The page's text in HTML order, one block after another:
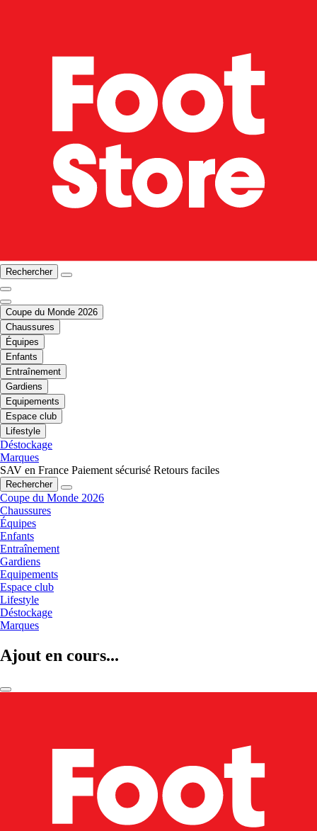
Rechercher
Coupe du Monde 2026
Chaussures
Équipes
Enfants
Entraînement
Gardiens
Equipements
Espace club
Lifestyle
Déstockage
Marques
SAV en France Paiement sécurisé Retours faciles
Rechercher
Coupe du Monde 2026
Chaussures
Équipes
Enfants
Entraînement
Gardiens
Equipements
Espace club
Lifestyle
Déstockage
Marques
Ajout en cours...